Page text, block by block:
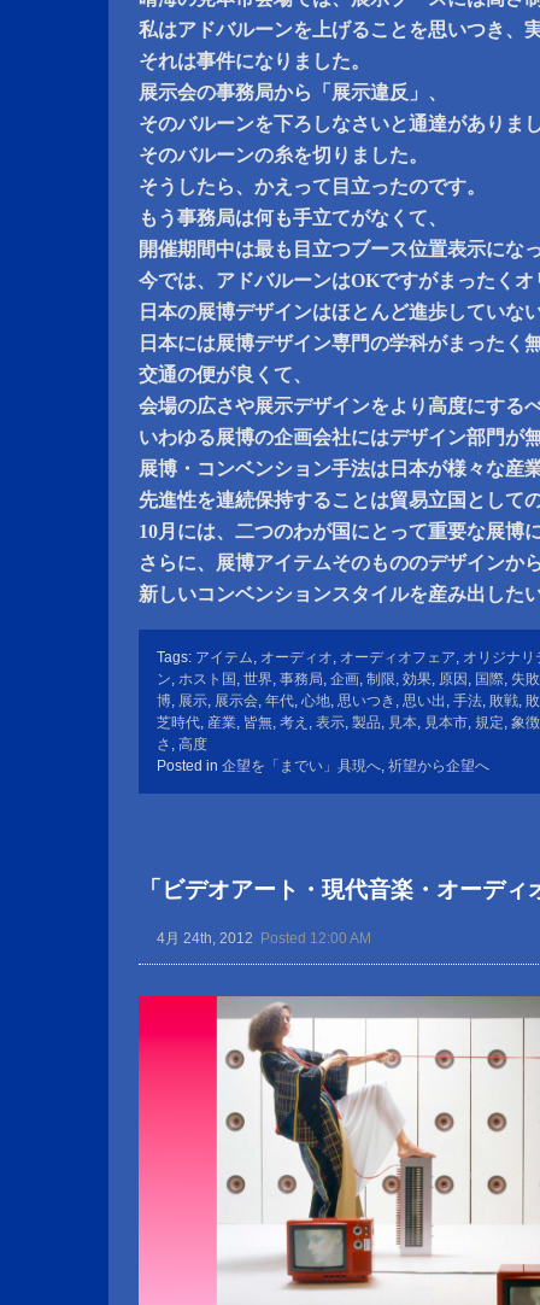
私はアドバルーンを上げることを思いつき、
それは事件になりました。
展示会の事務局から「展示違反」、
そのバルーンを下ろしなさいと通達がありま
そのバルーンの糸を切りました。
そうしたら、かえって目立ったのです。
もう事務局は何も手立てがなくて、
開催期間中は最も目立つブース位置表示にな
今では、アドバルーンはOKですがまったく
日本の展博デザインはほとんど進歩していな
日本には展博デザイン専門の学科がまったく
交通の便が良くて、
会場の広さや展示デザインをより高度にする
いわゆる展博の企画会社にはデザイン部門が
展博・コンベンション手法は日本が様々な産
先進性を連続保持することは貿易立国として
10月には、二つのわが国にとって重要な展博
さらに、展博アイテムそのもののデザインか
新しいコンベンションスタイルを産み出した
Tags: アイテム, オーディオ, オーディオフェア, オリジナリ
ン, ホスト国 , 世界, 事務局, 企画, 制限, 効果, 原因 , 国際, 失敗
博, 展示, 展示会, 年代, 心地, 思いつき , 思い出 , 手法, 敗戦,
芝時代, 産業, 皆無, 考え , 表示, 製品, 見本, 見本市, 規定, 象徴
さ , 高度
Posted in 企望を「までい」具現へ, 祈望から企望へ
「ビデオアート・現代音楽・オーデ
4月 24th, 2012 Posted 12:00 AM